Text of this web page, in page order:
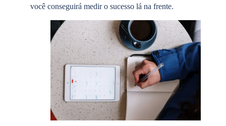
você conseguirá medir o sucesso lá na frente.